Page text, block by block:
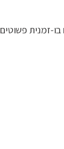
בו-זמנית פשוטים